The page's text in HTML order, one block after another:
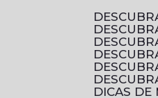
DICAS